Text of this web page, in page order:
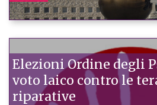
Elezioni Ordine degli
voto laico contro le
riparative